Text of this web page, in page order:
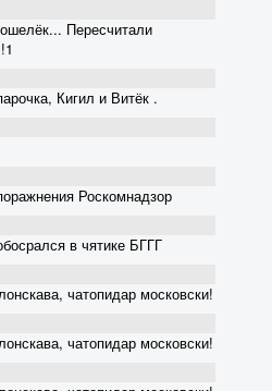
Пересчитали
Кигил и Витёк .
Роскомнадзор
в чятике БГГГ
чатопидар московски!
чатопидар московски!